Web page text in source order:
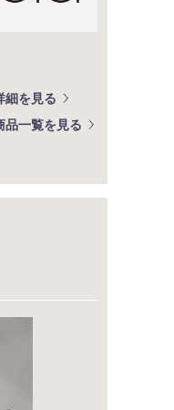
細を見る
品一覧を見る